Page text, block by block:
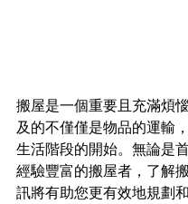
搬屋是一個重要且充滿煩
及的不僅僅是物品的運輸
生活階段的開始。無論是
經驗豐富的搬屋者，了解
訊將有助您更有效地規劃